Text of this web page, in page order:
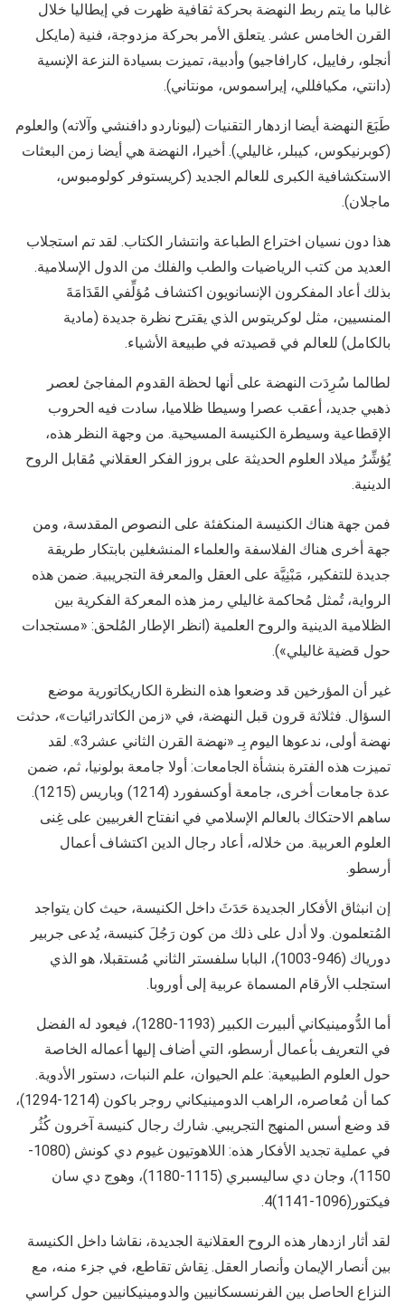
غالبا ما يتم ربط النهضة بحركة ثقافية ظهرت في إيطاليا خلال
القرن الخامس عشر. يتعلق الأمر بحركة مزدوجة، فنية (مايكل
أنجلو، رفاييل، كارافاجيو) وأدبية، تميزت بسيادة النزعة الإنسية
(دانتي، مكيافللي، إيراسموس، مونتاني).
طَبَعَ النهضة أيضا ازدهار التقنيات (ليوناردو دافنشي وآلاته) والعلوم
(كوبرنيكوس، كيبلر، غاليلي). أخيرا، النهضة هي أيضا زمن البعثات
الاستكشافية الكبرى للعالم الجديد (كريستوفر كولومبوس،
ماجلان).
هذا دون نسيان اختراع الطباعة وانتشار الكتاب. لقد تم استجلاب
العديد من كتب الرياضيات والطب والفلك من الدول الإسلامية.
بذلك أعاد المفكرون الإنسانويون اكتشاف مُؤلِّفي القَدَامَةَ
المنسيين، مثل لوكريتوس الذي يقترح نظرة جديدة (مادية
بالكامل) للعالم في قصيدته في طبيعة الأشياء.
لطالما سُرِدَت النهضة على أنها لحظة القدوم المفاجئ لعصر
ذهبي جديد، أعقب عصرا وسيطا ظلاميا، سادت فيه الحروب
الإقطاعية وسيطرة الكنيسة المسيحية. من وجهة النظر هذه،
يُؤشِّرُ ميلاد العلوم الحديثة على بروز الفكر العقلاني مُقابل الروح
الدينية.
فمن جهة هناك الكنيسة المنكفئة على النصوص المقدسة، ومن
جهة أخرى هناك الفلاسفة والعلماء المنشغلين بابتكار طريقة
جديدة للتفكير، مَبْنِيَّة على العقل والمعرفة التجريبية. ضمن هذه
الرواية، تُمثل مُحاكمة غاليلي رمز هذه المعركة الفكرية بين
الظلامية الدينية والروح العلمية (انظر الإطار المُلحق: «مستجدات
حول قضية غاليلي»).
غير أن المؤرخين قد وضعوا هذه النظرة الكاريكاتورية موضع
السؤال. فثلاثة قرون قبل النهضة، في «زمن الكاتدرائيات»، حدثت
نهضة أولى، ندعوها اليوم بِـ «نهضة القرن الثاني عشر3». لقد
تميزت هذه الفترة بنشأة الجامعات: أولا جامعة بولونيا، ثم، ضمن
عدة جامعات أخرى، جامعة أوكسفورد (1214) وباريس (1215).
ساهم الاحتكاك بالعالم الإسلامي في انفتاح الغربيين على غِنى
العلوم العربية. من خلاله، أعاد رجال الدين اكتشاف أعمال
أرسطو.
إن انبثاق الأفكار الجديدة حَدَثَ داخل الكنيسة، حيث كان يتواجد
المُتعلمون. ولا أدل على ذلك من كون رَجُلَ كنيسة، يُدعى جربير
دورياك (946-1003)، البابا سلفستر الثاني مُستقبلا، هو الذي
استجلب الأرقام المسماة عربية إلى أوروبا.
أما الدُّومينيكاني ألبيرت الكبير (1193-1280)، فيعود له الفضل
في التعريف بأعمال أرسطو، التي أضاف إليها أعماله الخاصة
حول العلوم الطبيعية: علم الحيوان، علم النبات، دستور الأدوية.
كما أن مُعاصره، الراهب الدومينيكاني روجر باكون (1214-1294)،
قد وضع أسس المنهج التجريبي. شارك رجال كنيسة آخرون كُثُر
في عملية تجديد الأفكار هذه: اللاهوتيون غيوم دي كونش (1080-
1150)، وجان دي ساليسبري (1115-1180)، وهوج دي سان
فيكتور(1096-1141)4.
لقد أثار ازدهار هذه الروح العقلانية الجديدة، نقاشا داخل الكنيسة
بين أنصار الإيمان وأنصار العقل. نِقاش تقاطع، في جزء منه، مع
النزاع الحاصل بين الفرنسسكانيين والدومينيكانيين حول كراسي